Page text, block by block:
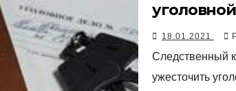
физлиц за
18.01.2021
Следственный
ужесточить